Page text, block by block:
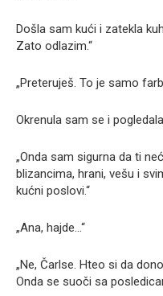
Došla sam kući i zatekla
Zato odlazim.“
„Preteruješ. To je samo
Okrenula sam se i
„Onda sam sigurna da ti
blizancima, hrani, vešu i
kućni poslovi.“
„Ana, hajde…“
„Ne, Čarlse. Hteo si da
Onda se suoči sa